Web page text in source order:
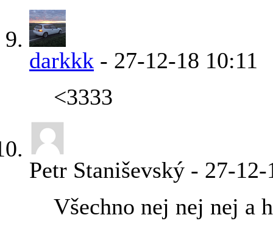
darkkk - 27-12-18 10:11
<3333
Petr Staniševský - 27-
Všechno nej nej nej a